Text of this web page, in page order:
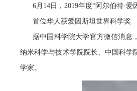
6月14日，2019年度“阿尔伯特·
首位华人获爱因斯坦世界科学奖
据中国科学院大学官方微信消息
纳米科学与技术学院院长、中国科学
学家。